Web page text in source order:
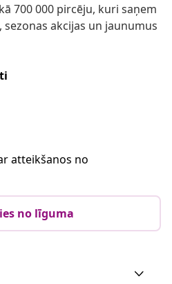
700 000 pircēju, kuri saņem
akcijas un jaunumus
atteikšanos no
no līguma